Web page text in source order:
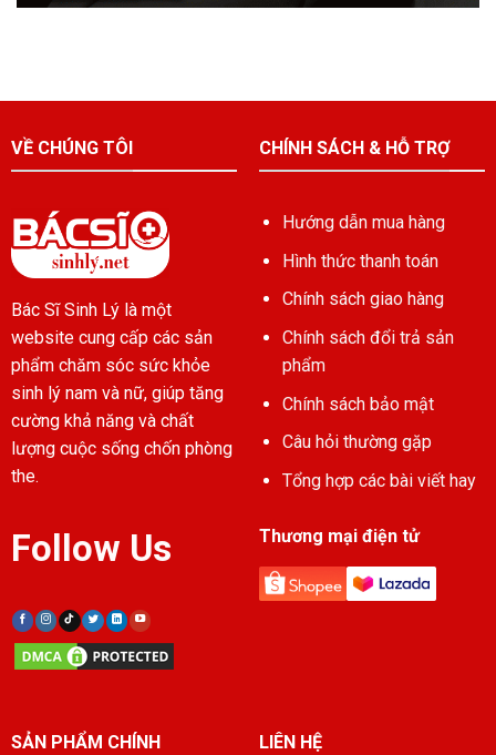
VỀ CHÚNG TÔI
Bác Sĩ Sinh Lý là một
website cung cấp các sản
phẩm chăm sóc sức khỏe
sinh lý nam và nữ, giúp tăng
cường khả năng và chất
lượng cuộc sống chốn phòng
the.
Follow Us
CHÍNH SÁCH & HỖ TRỢ
Hướng dẫn mua hàng
Hình thức thanh toán
Chính sách giao hàng
Chính sách đổi trả sản
phẩm
Chính sách bảo mật
Câu hỏi thường gặp
Tổng hợp các bài viết hay
Thương mại điện tử
SẢN PHẨM CHÍNH LIÊN HỆ